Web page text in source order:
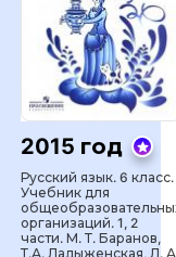
2015 год
Русский язык. 6 класс.
Учебник для
организаций. 1, 2
части. М. Т. Баранов,
Т.А. Ладыженская, Л.